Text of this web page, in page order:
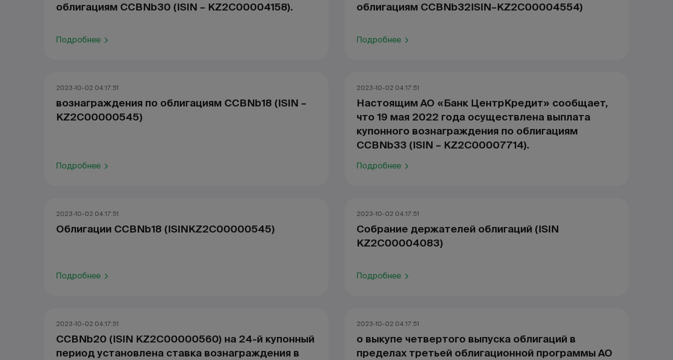
облигациям CCBNb30 (ISIN – KZ2C00004158).
Подробнее
облигациям CCBNb32ISIN–KZ2C00004554)
Подробнее
2023-10-02 04:17:51
вознаграждения по облигациям CCBNb18 (ISIN –
KZ2С00000545)
Подробнее
2023-10-02 04:17:51
Настоящим АО «Банк ЦентрКредит» сообщает,
что 19 мая 2022 года осуществлена выплата
купонного вознаграждения по облигациям
CCBNb33 (ISIN – KZ2C00007714).
Подробнее
2023-10-02 04:17:51
Облигации CCBNb18 (ISINKZ2C00000545)
Подробнее
2023-10-02 04:17:51
Cобрание держателей облигаций (ISIN
KZ2C00004083)
Подробнее
2023-10-02 04:17:51
CCBNb20 (ISIN KZ2C00000560) на 24-й купонный
период установлена ставка вознаграждения в
2023-10-02 04:17:51
о выкупе четвертого выпуска облигаций в
пределах третьей облигационной программы АО